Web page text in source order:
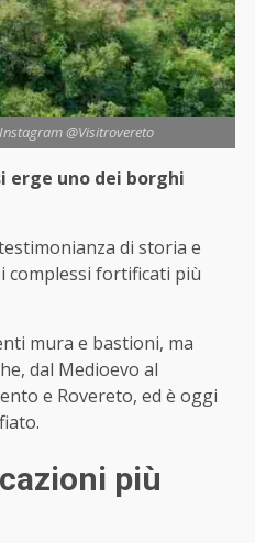
@Visitrovereto
erge uno dei borghi
di storia e
complessi fortificati più
mura e bastioni, ma
dal Medioevo al
e Rovereto, ed è oggi
più